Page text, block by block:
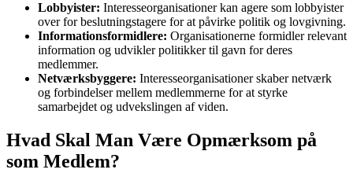
Lobbyister: Interesseorganisationer kan agere som lobbyister
over for beslutningstagere for at påvirke politik og lovgivning.
Informationsformidlere: Organisationerne formidler relevant
information og udvikler politikker til gavn for deres
medlemmer.
Netværksbyggere: Interesseorganisationer skaber netværk
og forbindelser mellem medlemmerne for at styrke
samarbejdet og udvekslingen af viden.
Hvad Skal Man Være Opmærksom på
som Medlem?